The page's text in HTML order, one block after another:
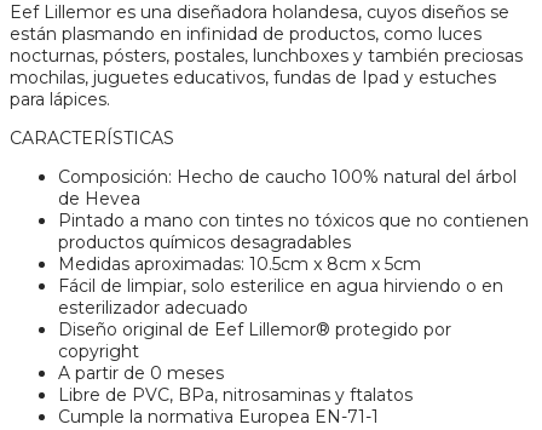
Eef Lillemor es una diseñadora holandesa, cuyos diseños se
están plasmando en infinidad de productos, como luces
nocturnas, pósters, postales, lunchboxes y también preciosas
mochilas, juguetes educativos, fundas de Ipad y estuches
para lápices.
CARACTERÍSTICAS
Composición: Hecho de caucho 100% natural del árbol
de Hevea
Pintado a mano con tintes no tóxicos que no contienen
productos químicos desagradables
Medidas aproximadas: 10.5cm x 8cm x 5cm
Fácil de limpiar, solo esterilice en agua hirviendo o en
esterilizador adecuado
Diseño original de Eef Lillemor® protegido por
copyright
A partir de 0 meses
Libre de PVC, BPa, nitrosaminas y ftalatos
Cumple la normativa Europea EN-71-1